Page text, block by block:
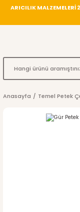
ARICILIK MALZEMELERİ
Anasayfa Temel Petek